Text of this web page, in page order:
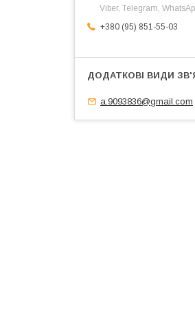
Viber, Telegram,
+380 (95) 851-55-03
a.9093836@gmail.com